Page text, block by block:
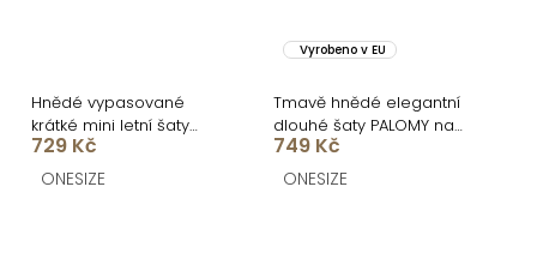
Hnědé vypasované
krátké mini letní šaty
NOEMYA
729 Kč
ONESIZE
Vyrobeno v EU
Tmavě hnědé elegantní
dlouhé šaty PALOMY na
ramínkách
749 Kč
ONESIZE